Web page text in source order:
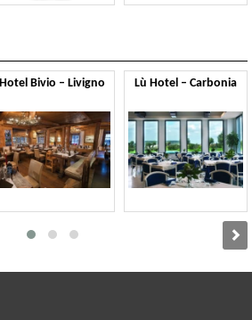
Hotel Bivio – Livigno Lù Hotel – Carbonia